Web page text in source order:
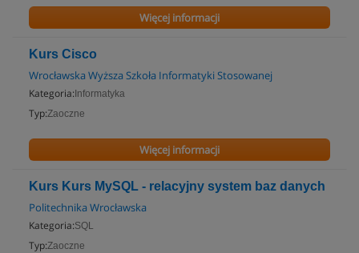
Więcej informacji
Kurs Cisco
Wrocławska Wyższa Szkoła Informatyki Stosowanej
Kategoria: Informatyka
Typ:Zaoczne
Więcej informacji
Kurs Kurs MySQL - relacyjny system baz danych
Politechnika Wrocławska
Kategoria:SQL
Typ:Zaoczne